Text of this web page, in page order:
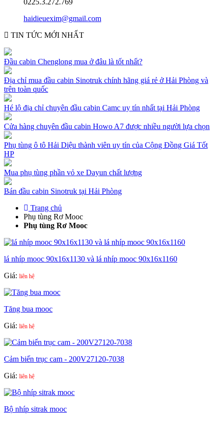
0225.3.272.769
haidieuexim@gmail.com
TIN TỨC MỚI NHẤT
Đầu cabin Chenglong mua ở đâu là tốt nhất?
Địa chỉ mua đầu cabin Sinotruk chính hãng giá rẻ ở Hải Phòng và
trên toàn quốc
Hé lộ địa chỉ chuyên đầu cabin Camc uy tín nhất tại Hải Phòng
Cửa hàng chuyên đầu cabin Howo A7 được nhiều người lựa chọn
Phụ tùng ô tô Hải Diệu thành viên uy tín của Cộng Đồng Giá Tốt
HP
Mua phụ tùng phần vỏ xe Dayun chất lượng
Bán đầu cabin Sinotruk tại Hải Phòng
Trang chủ
Phụ tùng Rơ Mooc
Phụ tùng Rơ Mooc
lá nhíp mooc 90x16x1130 và lá nhíp mooc 90x16x1160
Giá: liên hệ
Tăng bua mooc
Giá: liên hệ
Cảm biến trục cam - 200V27120-7038
Giá: liên hệ
Bộ nhíp sitrak mooc